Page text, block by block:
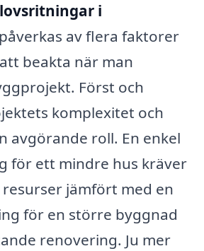
i
påverkas av flera faktorer
beakta när man
Först och
komplexitet och
avgörande roll. En enkel
för ett mindre hus kräver
jämfört med en
för en större byggnad
renovering. Ju mer